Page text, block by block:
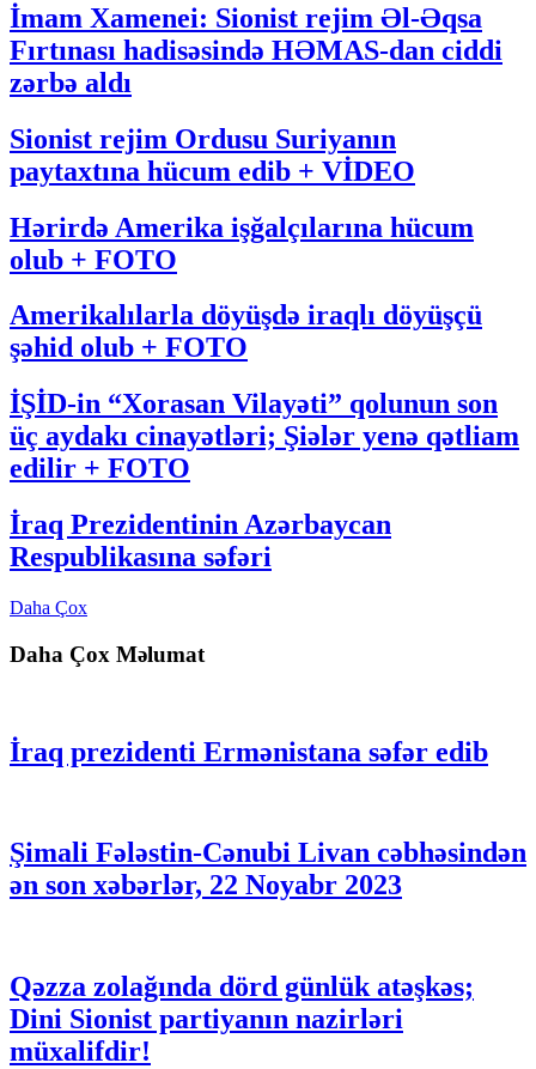
İmam Xamenei: Sionist rejim Əl-Əqsa
Fırtınası hadisəsində HƏMAS-dan ciddi
zərbə aldı
Sionist rejim Ordusu Suriyanın
paytaxtına hücum edib + VİDEO
Hərirdə Amerika işğalçılarına hücum
olub + FOTO
Amerikalılarla döyüşdə iraqlı döyüşçü
şəhid olub + FOTO
İŞİD-in “Xorasan Vilayəti” qolunun son
üç aydakı cinayətləri; Şiələr yenə qətliam
edilir + FOTO
İraq Prezidentinin Azərbaycan
Respublikasına səfəri
Daha Çox
Daha Çox Məlumat
İraq prezidenti Ermənistana səfər edib
Şimali Fələstin-Cənubi Livan cəbhəsindən
ən son xəbərlər, 22 Noyabr 2023
Qəzza zolağında dörd günlük atəşkəs;
Dini Sionist partiyanın nazirləri
müxalifdir!